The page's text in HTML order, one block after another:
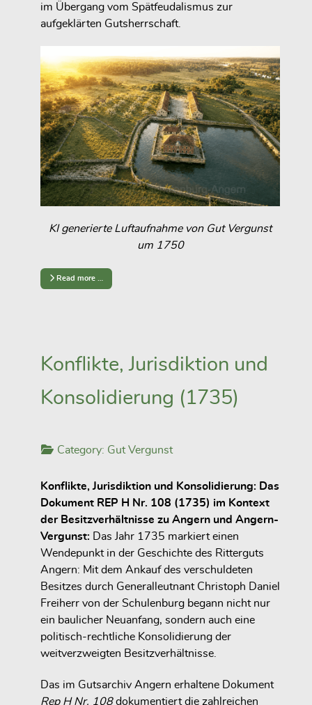
im Übergang vom Spätfeudalismus zur
aufgeklärten Gutsherrschaft.
KI generierte Luftaufnahme von Gut Vergunst
um 1750
Read more …
Konflikte, Jurisdiktion und
Konsolidierung (1735)
Category: Gut Vergunst
Konflikte, Jurisdiktion und Konsolidierung: Das
Dokument REP H Nr. 108 (1735) im Kontext
der Besitzverhältnisse zu Angern und Angern-
Vergunst:
Das Jahr 1735 markiert einen
Wendepunkt in der Geschichte des Ritterguts
Angern: Mit dem Ankauf des verschuldeten
Besitzes durch Generalleutnant Christoph Daniel
Freiherr von der Schulenburg begann nicht nur
ein baulicher Neuanfang, sondern auch eine
politisch-rechtliche Konsolidierung der
weitverzweigten Besitzverhältnisse.
Das im Gutsarchiv Angern erhaltene Dokument
Rep H Nr. 108dokumentiert die zahlreichen